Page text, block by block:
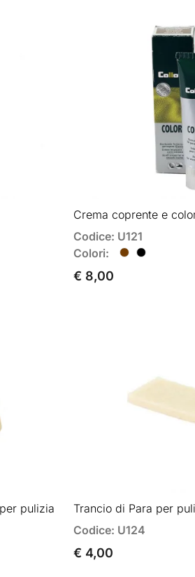
Crema coprente e
Codice: U121
Colori:
€ 8,00
pulizia
Trancio di Para per
Codice: U124
€ 4,00